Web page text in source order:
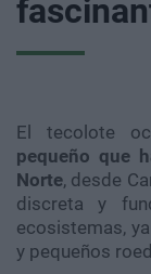
El tecolote
pequeño que
Norte, desde
discreta y
ecosistemas,
y pequeños